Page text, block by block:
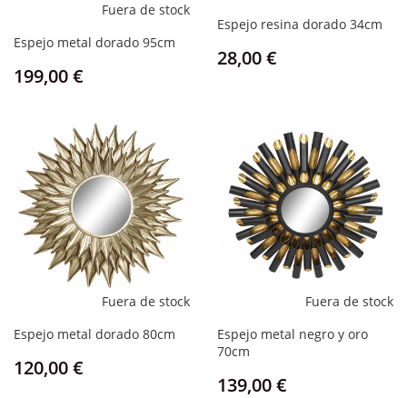
Fuera de stock
Espejo metal dorado 95cm
Precio
199,00 €
Espejo resina dorado 34cm
Precio
28,00 €
Fuera de stock
Espejo metal dorado 80cm
Precio
120,00 €
Fuera de stock
Espejo metal negro y oro
70cm
Precio
139,00 €